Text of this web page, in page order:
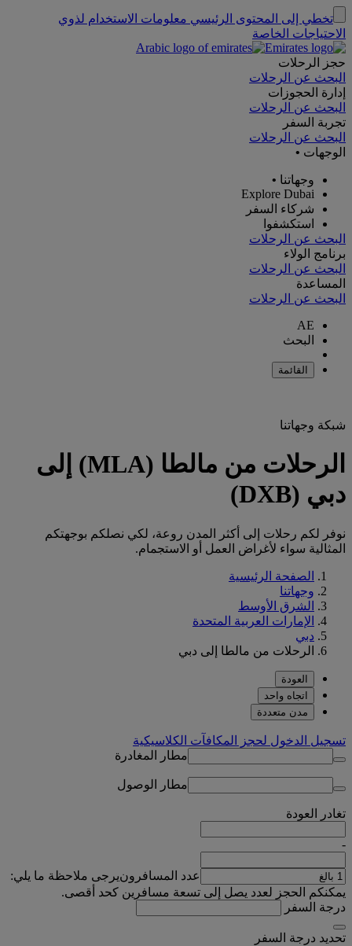
تخطي إلى المحتوى الرئيسي معلومات الاستخدام لذوي
الاحتياجات الخاصة
حجز الرحلات
البحث عن الرحلات
إدارة الحجوزات
البحث عن الرحلات
تجربة السفر
البحث عن الرحلات
الوجهات •
وجهاتنا •
Explore Dubai
شركاء السفر
استكشفوا
البحث عن الرحلات
برنامج الولاء
البحث عن الرحلات
المساعدة
البحث عن الرحلات
AE
البحث
القائمة
شبكة وجهاتنا
الرحلات من مالطا (MLA) إلى
دبي (DXB)
نوفر لكم رحلات إلى أكثر المدن روعة، لكي نصلكم بوجهتكم
المثالية سواء لأغراض العمل أو الاستجمام.
الصفحة الرئيسية
وجهاتنا
الشرق الأوسط
الإمارات العربية المتحدة
دبي
الرحلات من مالطا إلى دبي
العودة
اتجاه واحد
مدن متعددة
تسجيل الدخول لحجز المكافآت الكلاسيكية
مطار المغادرة
مطار الوصول
تغادر العودة
-
عدد المسافرونيرجى ملاحظة ما يلي:
يمكنكم الحجز لعدد يصل إلى تسعة مسافرين كحد أقصى.
درجة السفر
تحديد درجة السفر